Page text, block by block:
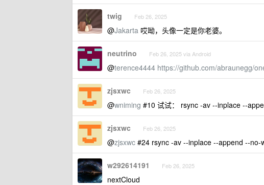
twig Feb 26, 2025
@Jakarta 哎呦，头像一定是你老婆。
neutrino Feb 26, 2025 via Android
@terence4444 https://github.com/abraunegg/
zjsxwc Feb 26, 2025
@wniming #10 试试： rsync -av --inplace --
zjsxwc Feb 26, 2025
@zjsxwc #24 rsync -av --inplace --append --
w292614191 Feb 26, 2025
nextCloud